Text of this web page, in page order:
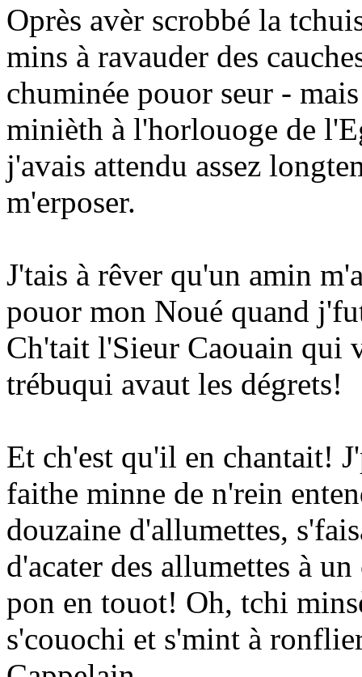
Oprès avèr scrobbé la
mins à ravauder des
chuminée pouor seur -
minièth à l'horlouoge de
j'avais attendu assez
m'erposer.
J'tais à rêver qu'un amin
pouor mon Noué quand
Ch'tait l'Sieur Caouain qui
trébuqui avaut les dégrets!
Et ch'est qu'il en chantait!
faithe minne de n'rein
douzaine d'allumettes,
d'acater des allumettes à
pon en touot! Oh, tchi
s'couochi et s'mint à